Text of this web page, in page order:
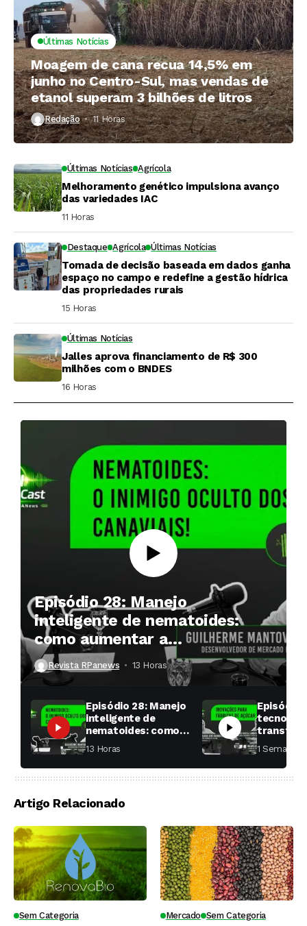
Últimas Notícias
Moagem de cana recua 14,5% em
junho no Centro-Sul, mas vendas de
etanol superam 3 bilhões de litros
Redação 11 Horas ⁮
Últimas Notícias Agrícola
Melhoramento genético impulsiona avanço
das variedades IAC
11 Horas ⁮
Destaque Agrícola Últimas Notícias
Tomada de decisão baseada em dados ganha
espaço no campo e redefine a gestão hídrica
das propriedades rurais
15 Horas ⁮
Últimas Notícias
Jalles aprova financiamento de R$ 300
milhões com o BNDES
16 Horas ⁮
Episódio 28: Manejo
inteligente de nematoides:
como aumentar a
produtividade das soqueiras?
Revista RPanews 13 Horas ⁮
Episódio 28: Manejo
inteligente de
nematoides: como
aumentar a
produtividade das
soqueiras?
13 Horas ⁮
Episódio
fábricas
1 Semana ⁮
Artigo Relacionado
Sem Categoria Mercado Sem Categoria